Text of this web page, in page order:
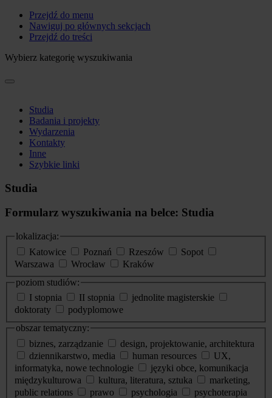
Przejdź do menu
Nawiguj po głównych sekcjach
Przejdź do treści
Wybierz kategorię wyszukiwania
Studia
Badania i projekty
Wydarzenia
Kontakty
Inne
Szybkie linki
Studia
Formularz wyszukiwania na belce: Studia
lokalizacja:
Katowice
Poznań Rzeszów
Sopot
Warszawa
Wrocław
Kraków
poziom studiów:
I stopnia
II stopnia
jednolite magisterskie
doktoraty
podyplomowe
obszar tematyczny:
biznes, zarządzanie
design, projektowanie, architektura
dziennikarstwo, media
human resources
UX,
informatyka, nowe technologie
języki obce, komunikacja
międzykulturowa
kultura, literatura, sztuka
marketing,
public relations
prawo psychologia
psychoterapia